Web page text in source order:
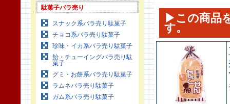
駄菓子バラ売り
スナック系バラ売り駄菓子
チョコ系バラ売り駄菓子
珍味・イカ系バラ売り駄菓子
飴・チューイングバラ売り駄
菓子
グミ・お餅系バラ売り駄菓子
ラムネバラ売り駄菓子
ガム系バラ売り駄菓子
▶この商品
す。